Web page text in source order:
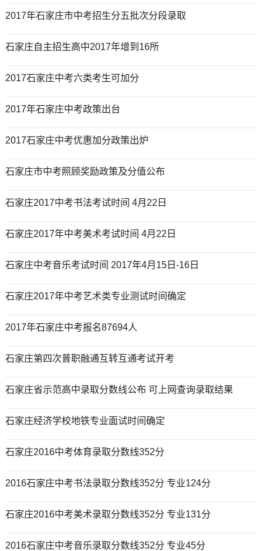
2017年石家庄市中考招生分五批次分段录取
石家庄自主招生高中2017年增到16所
2017石家庄中考六类考生可加分
2017年石家庄中考政策出台
2017石家庄中考优惠加分政策出炉
石家庄市中考照顾奖励政策及分值公布
石家庄2017中考书法考试时间 4月22日
石家庄2017年中考美术考试时间 4月22日
石家庄中考音乐考试时间 2017年4月15日-16日
石家庄2017年中考艺术类专业测试时间确定
2017年石家庄中考报名87694人
石家庄第四次普职融通互转互通考试开考
石家庄省示范高中录取分数线公布 可上网查询录取结果
石家庄经济学校地铁专业面试时间确定
石家庄2016中考体育录取分数线352分
2016石家庄中考书法录取分数线352分 专业124分
石家庄2016中考美术录取分数线352分 专业131分
2016石家庄中考音乐录取分数线352分 专业45分